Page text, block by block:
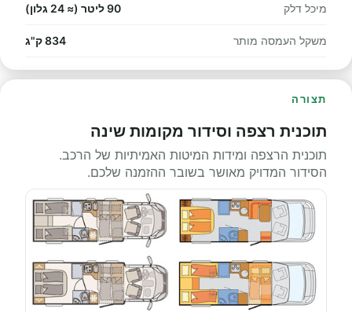
מיכל דלק 90 ליטר (≈ 24 גלון)
משקל העמסה מותר 834 ק"ג
תצורה
תוכנית רצפה וסידור מקומות שינה
תוכנית הרצפה ומידות המיטות האמיתיות של הרכב.
הסידור המדויק מאושר בשובר ההזמנה שלכם.